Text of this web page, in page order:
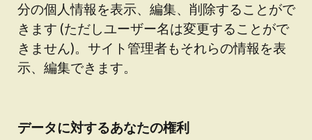
分の個人情報を表示、編集、削除することがで
きます (ただしユーザー名は変更することがで
きません)。サイト管理者もそれらの情報を表
示、編集できます。
データに対するあなたの権利